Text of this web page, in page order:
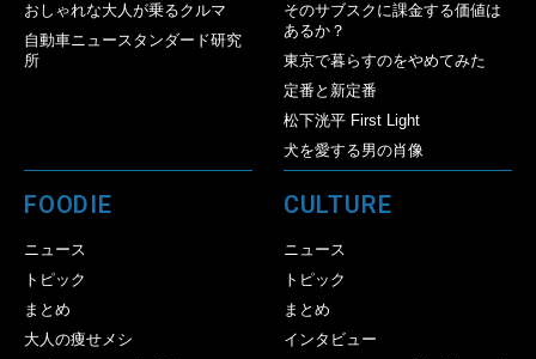
おしゃれな大人が乗るクルマ
自動車ニュースタンダード研究
所
そのサブスクに課金する価値は
あるか？
東京で暮らすのをやめてみた
定番と新定番
松下洸平 First Light
犬を愛する男の肖像
FOODIE
ニュース
トピック
まとめ
大人の痩せメシ
CULTURE
ニュース
トピック
まとめ
インタビュー